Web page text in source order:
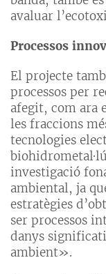
avaluar
Processos
El projecte
processos per
afegit, com ara
les fraccions
tecnologies
investigació
ambiental, ja
estratègies
ser processos
danys
ambient».